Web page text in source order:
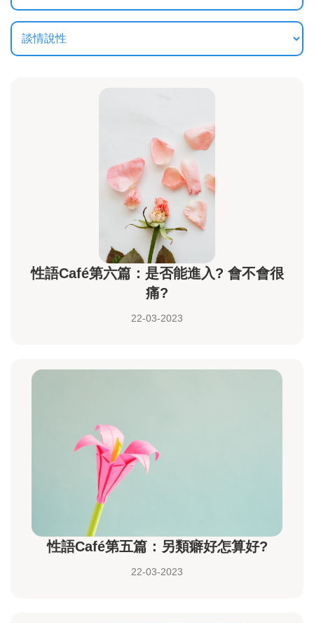
性語Café第六篇：是否能進入? 會不會很
痛?
22-03-2023
性語Café第五篇：另類癖好怎算好?
22-03-2023